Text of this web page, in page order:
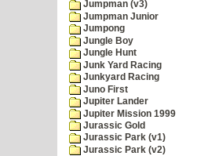
Jumpman (v3)
Jumpman Junior
Jumpong
Jungle Boy
Jungle Hunt
Junk Yard Racing
Junkyard Racing
Juno First
Jupiter Lander
Jupiter Mission 1999
Jurassic Gold
Jurassic Park (v1)
Jurassic Park (v2)